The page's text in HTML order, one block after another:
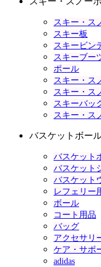
スキー・ス
スキー板
スキービン
スキーブー
ポール
スキー・ス
スキー・ス
スキーバッ
スキー・ス
バスケットボー
バスケット
バスケット
バスケット
レフェリー
ボール
コート用品
バッグ
アクセサリ
ケア・サポ
adidas